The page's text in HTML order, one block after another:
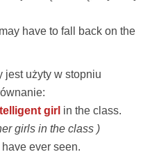
may have to fall back on the
jest użyty w stopniu
girl in the class.
girls in the class )
I have ever seen.